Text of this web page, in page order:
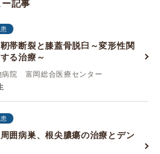
記事
帯断裂と膝蓋骨脱臼～変形性関
る治療～
病院 富岡総合医療センター
囲病巣、根尖膿瘍の治療とデン